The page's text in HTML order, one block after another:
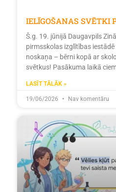
IELĪGOŠANAS SVĒTKI
Š.g. 19. jūnijā Daugavpils
pirmsskolas izglītības
noskaņa – bērni kopā ar
svētkus! Pasākuma laikā
LASĪT TĀLĀK »
19/06/2026 Nav komentāru